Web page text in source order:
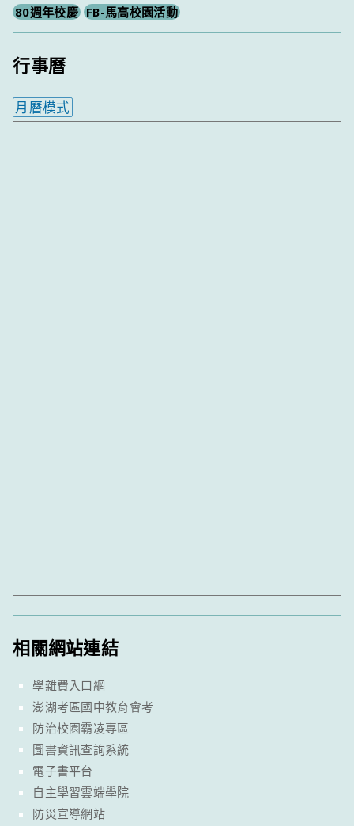
80週年校慶 FB-馬高校園活動
行事曆
月曆模式
相關網站連結
學雜費入口網
澎湖考區國中教育會考
防治校園霸凌專區
圖書資訊查詢系統
電子書平台
自主學習雲端學院
防災宣導網站